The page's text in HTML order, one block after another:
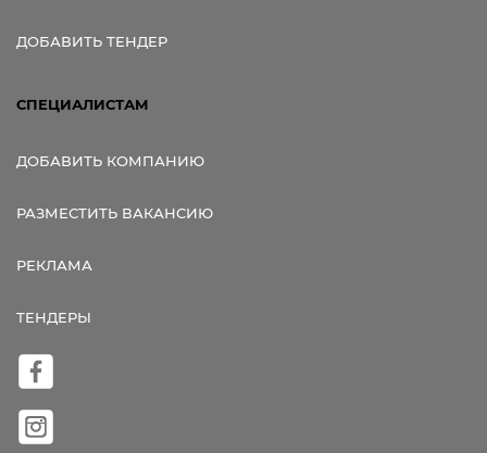
ДОБАВИТЬ ТЕНДЕР
СПЕЦИАЛИСТАМ
ДОБАВИТЬ КОМПАНИЮ
РАЗМЕСТИТЬ ВАКАНСИЮ
РЕКЛАМА
ТЕНДЕРЫ